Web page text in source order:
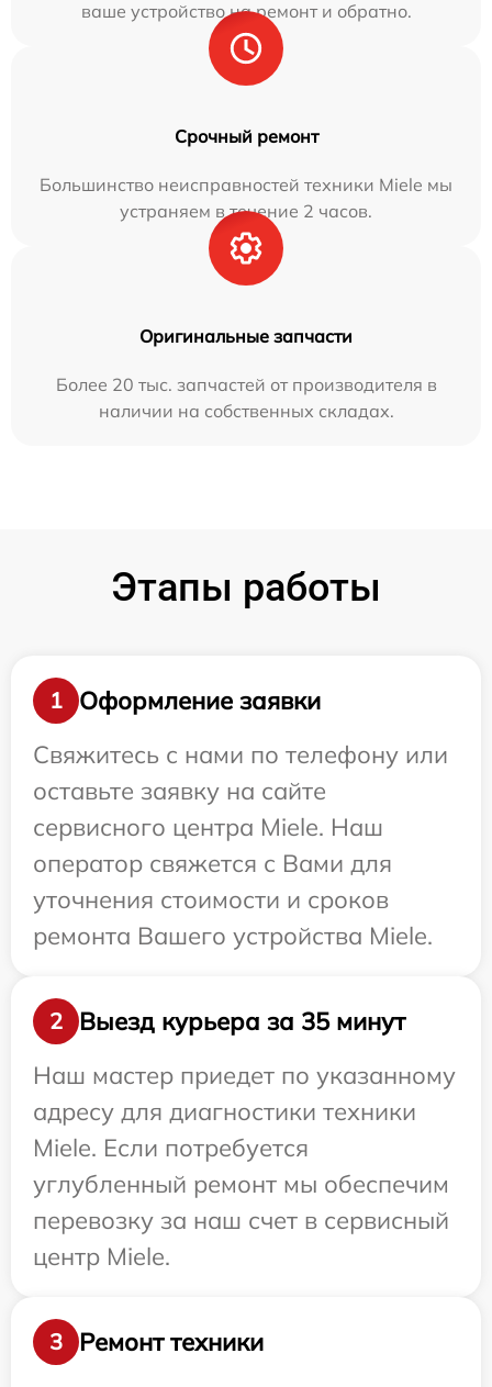
ваше устройство на ремонт и обратно.
Срочный ремонт
Большинство неисправностей техники Miele мы
устраняем в течение 2 часов.
Оригинальные запчасти
Более 20 тыс. запчастей от производителя в
наличии на собственных складах.
Этапы работы
1
Оформление заявки
Свяжитесь с нами по телефону или
оставьте заявку на сайте
сервисного центра Miele. Наш
оператор свяжется с Вами для
уточнения стоимости и сроков
ремонта Вашего устройства Miele.
2
Выезд курьера за 35 минут
Наш мастер приедет по указанному
адресу для диагностики техники
Miele. Если потребуется
углубленный ремонт мы обеспечим
перевозку за наш счет в сервисный
центр Miele.
3
Ремонт техники